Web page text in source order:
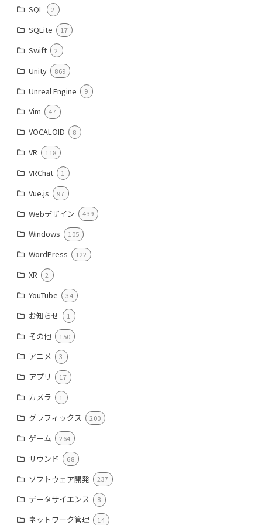
SQL 2
SQLite 17
Swift 2
Unity 869
Unreal Engine 9
Vim 47
VOCALOID 8
VR 118
VRChat 1
Vue.js 97
Webデザイン 439
Windows 105
WordPress 122
XR 2
YouTube 34
お知らせ 1
その他 150
アニメ 3
アプリ 17
カメラ 1
グラフィックス 200
ゲーム 264
サウンド 68
ソフトウェア開発 237
データサイエンス 8
ネットワーク管理 14